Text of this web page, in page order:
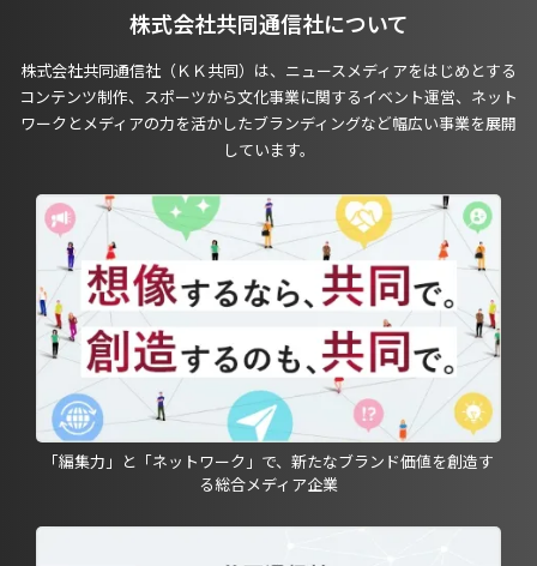
株式会社共同通信社について
株式会社共同通信社（ＫＫ共同）は、ニュースメディアをはじめとする
コンテンツ制作、スポーツから文化事業に関するイベント運営、ネット
ワークとメディアの力を活かしたブランディングなど幅広い事業を展開
しています。
「編集力」と「ネットワーク」で、新たなブランド価値を創造す
る総合メディア企業